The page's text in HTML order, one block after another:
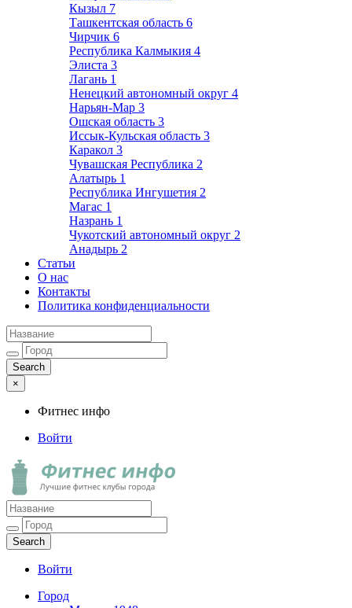
Кызыл 7
Ташкентская область 6
Чирчик 6
Республика Калмыкия 4
Элиста 3
Лагань 1
Ненецкий автономный округ 4
Нарьян-Мар 3
Ошская область 3
Иссык-Кульская область 3
Каракол 3
Чувашская Республика 2
Алатырь 1
Республика Ингушетия 2
Магас 1
Назрань 1
Чукотский автономный округ 2
Анадырь 2
Статьи
О нас
Контакты
Политика конфиденциальности
×
Фитнес инфо
Войти
Фитнес инфо
Лучшие фитнес клубы города
Войти
Город